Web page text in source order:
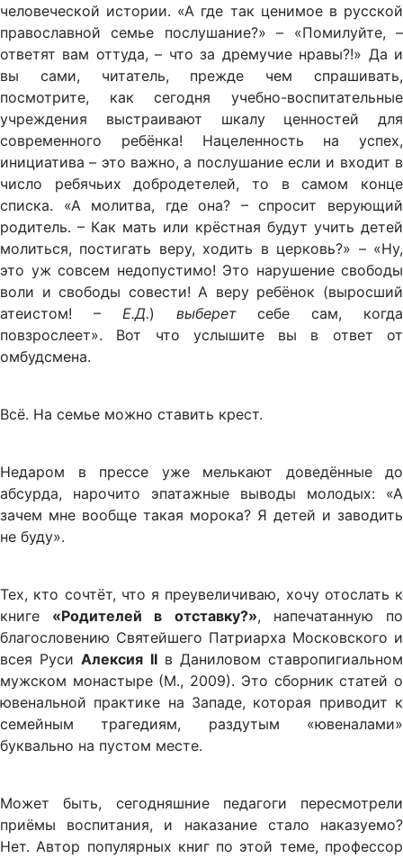
человеческой истории. «А где так ценимое в русской
православной семье послушание?» – «Помилуйте, –
ответят вам оттуда, – что за дремучие нравы?!» Да и
вы сами, читатель, прежде чем спрашивать,
посмотрите, как сегодня учебно-воспитательные
учреждения выстраивают шкалу ценностей для
современного ребёнка! Нацеленность на успех,
инициатива – это важно, а послушание если и входит в
число ребячьих добродетелей, то в самом конце
списка. «А молитва, где она? – спросит верующий
родитель. – Как мать или крёстная будут учить детей
молиться, постигать веру, ходить в церковь?» – «Ну,
это уж совсем недопустимо! Это нарушение свободы
воли и свободы совести! А веру ребёнок (выросший
атеистом! – Е.Д.) выберетсебе сам, когда
повзрослеет». Вот что услышите вы в ответ от
омбудсмена.
Всё. На семье можно ставить крест.
Недаром в прессе уже мелькают доведённые до
абсурда, нарочито эпатажные выводы молодых: «А
зачем мне вообще такая морока? Я детей и заводить
не буду».
Тех, кто сочтёт, что я преувеличиваю, хочу отослать к
книге «Родителей в отставку?», напечатанную по
благословению Святейшего Патриарха Московского и
всея РусиАлексия IIв Даниловом ставропигиальном
мужском монастыре (М., 2009). Это сборник статей о
ювенальной практике на Западе, которая приводит к
семейным трагедиям, раздутым «ювеналами»
буквально на пустом месте.
Может быть, сегодняшние педагоги пересмотрели
приёмы воспитания, и наказание стало наказуемо?
Нет. Автор популярных книг по этой теме, профессор